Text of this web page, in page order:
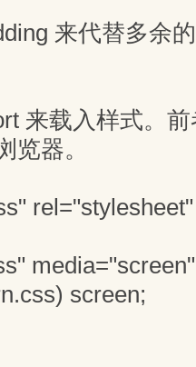
来代替多余
来载入样式。
览器。
screen;